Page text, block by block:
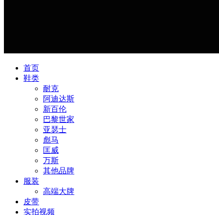
首页
鞋类
耐克
阿迪达斯
新百伦
巴黎世家
亚瑟士
彪马
匡威
万斯
其他品牌
服装
高端大牌
皮带
实拍视频